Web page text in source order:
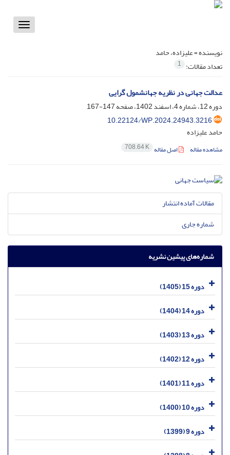
Toggle
نویسنده =علیزاده، حامد
تعداد مقالات: 1
عدالت جهانی در نظریه جهانشمول گرایی
دوره 12، شماره 4، اسفند 1402، صفحه
147-167
10.22124/WP.2024.24943.3216
حامد علیزاده
مشاهده مقاله اصل مقاله 708.64 K
مقالات آماده انتشار
شماره جاری
شماره‌های پیشین نشریه
دوره 15 (1405)
دوره 14 (1404)
دوره 13 (1403)
دوره 12 (1402)
دوره 11 (1401)
دوره 10 (1400)
دوره 9 (1399)